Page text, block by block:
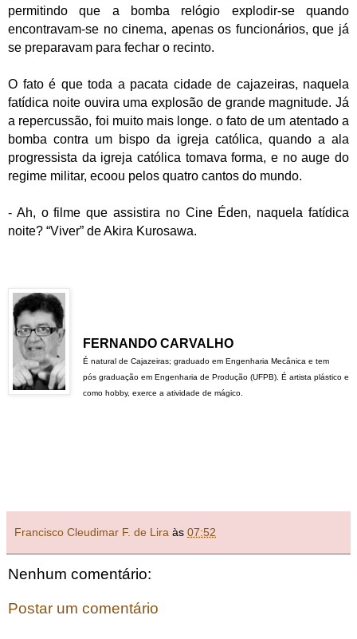
permitindo que a bomba relógio explodir-se quando
encontravam-se no cinema, apenas os funcionários, que já
se preparavam para fechar o recinto.
O fato é que toda a pacata cidade de cajazeiras, naquela
fatídica noite ouvira uma explosão de grande magnitude. Já
a repercussão, foi muito mais longe. o fato de um atentado a
bomba contra um bispo da igreja católica, quando a ala
progressista da igreja católica tomava forma, e no auge do
regime militar, ecoou pelos quatro cantos do mundo.
- Ah, o filme que assistira no Cine Éden, naquela fatídica
noite? “Viver” de Akira Kurosawa.
FERNANDO CARVALHO
É natural de Cajazeiras; graduado em Engenharia Mecânica e tem
pósgraduação em Engenharia de Produção (UFPB). É artista plástico e
como hobby, exerce a atividade de mágico.
Francisco Cleudimar F. de Lira às 07:52
Nenhum comentário:
Postar um comentário